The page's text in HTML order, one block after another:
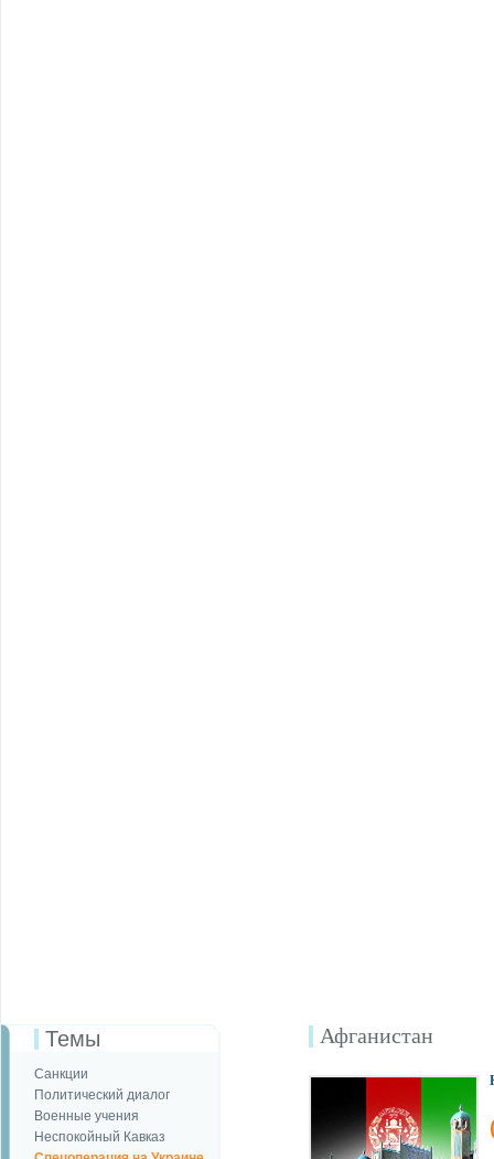
Темы
Санкции
Политический диалог
Военные учения
Неспокойный Кавказ
Афганистан